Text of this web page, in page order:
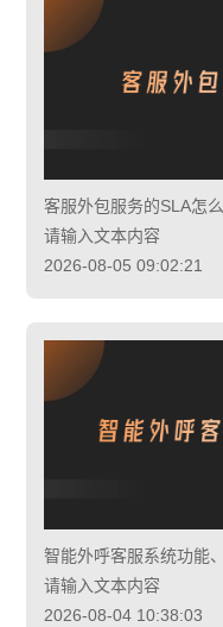
客服外包服务的SLA怎
请输入文本内容
2026-08-05 09:02:21
智能外呼客服系统功能
请输入文本内容
2026-08-04 10:38:03